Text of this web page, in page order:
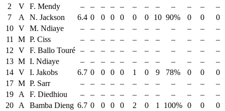
2
V F. Mendy – – – – – – – – – – –
–
7
A N. Jackson 6.4 0 0 0 0 0 0 10 90% 0 0
0
10 V M. Ndiaye – – – – – – – – – – –
–
11
M P. Ciss – – – – – – – – – – –
–
12
V F. Ballo Touré – – – – – – – – – – –
–
13 M I. Ndiaye – – – – – – – – – – –
–
14 V I. Jakobs 6.7 0 0 0 0 1 0 9 78% 0 0
0
17 M P. Sarr – – – – – – – – – – –
–
19
A F. Diedhiou – – – – – – – – – – –
–
20
A Bamba Dieng 6.7 0 0 0 0 2 0 1 100% 0 0
0